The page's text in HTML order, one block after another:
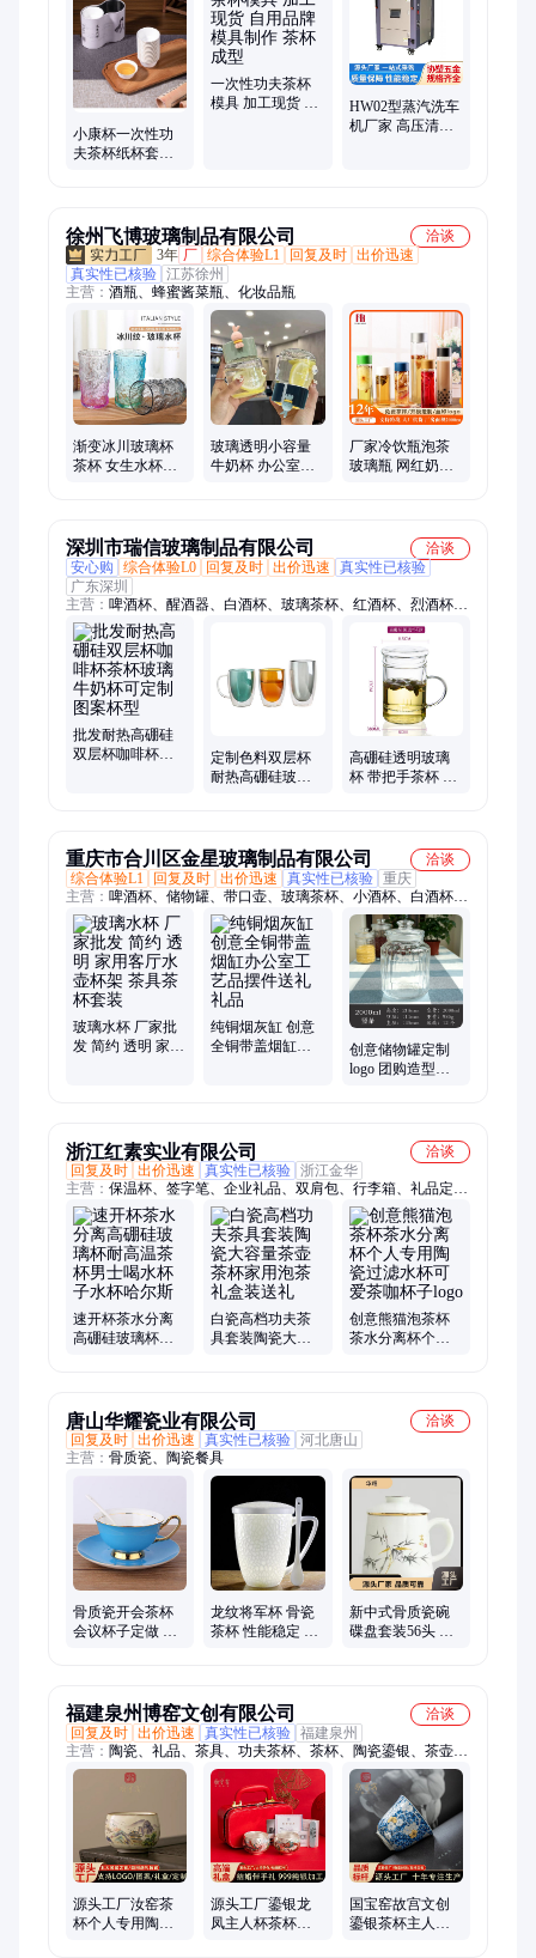
小康杯一次性功
夫茶杯纸杯套装
一次性功夫茶杯
模具 加工现货 自
HW02型蒸汽洗车
机厂家 高压清洗
徐州飞博玻璃制品有限公司
洽谈
3年 厂 综合体验L1 回复及时 出价迅速
真实性已核验 江苏徐州
主营： 酒瓶、蜂蜜酱菜瓶、化妆品瓶
渐变冰川玻璃杯
茶杯 女生水杯网
玻璃透明小容量
牛奶杯 办公室泡
厂家冷饮瓶泡茶
玻璃瓶 网红奶茶
深圳市瑞信玻璃制品有限公司
洽谈
安心购
综合体验L0 回复及时 出价迅速
真实性已核验
广东深圳
主营： 啤酒杯、醒酒器、白酒杯、玻璃茶杯、红酒杯、烈酒杯、
高脚杯、玻璃杯、婚礼水晶、无铅水晶、玻璃酒杯、无铅玻璃、
玻璃花瓶、玻璃果盘、水晶玻璃、玻璃水杯、欧式饮料杯、斜口
倒酒器、威士忌酒杯、带刻度七字、玻璃水晶杯、高硼硅牛奶
杯、鸡尾酒杯餐厅、快速醒酒器、小洋酒杯、花瓣酒樽
批发耐热高硼硅
双层杯咖啡杯茶
定制色料双层杯
耐热高硼硅玻璃
高硼硅透明玻璃
杯 带把手茶杯 简
重庆市合川区金星玻璃制品有限公司
洽谈
综合体验L1
回复及时 出价迅速 真实性已核验 重庆
主营： 啤酒杯、储物罐、带口壶、玻璃茶杯、小酒杯、白酒杯、
茶水杯、分酒壶、烟灰缸、玻璃罐、玫瑰杯、玻璃瓶、斜口壶、
果汁瓶、珍珠杯把、啤酒水杯、玻璃酒杯、酒杯定制、玻璃茶
壶、酒店水杯、圆形水杯、红酒杯、洋酒杯、白酒杯套装、传统
酒杯套装
玻璃水杯 厂家批
发 简约 透明 家用
纯铜烟灰缸 创意
全铜带盖烟缸办
创意储物罐定制
logo 团购造型独
浙江红素实业有限公司
洽谈
回复及时 出价迅速 真实性已核验 浙江金华
主营： 保温杯、签字笔、企业礼品、双肩包、行李箱、礼品定
制、节日礼品、福利礼品、促销礼品、宣传礼品、创意礼品、展
会礼品、活动礼品、商务礼品、会议伴手礼、周年纪念品、客户
随手礼、笔记本、伴手礼、商务伴手礼、文创礼品、工装定做、
公司礼品定制、员工福利礼品、中秋节礼品定制
速开杯茶水分离
高硼硅玻璃杯耐
白瓷高档功夫茶
具套装陶瓷大容
创意熊猫泡茶杯
茶水分离杯个人
唐山华耀瓷业有限公司
洽谈
回复及时 出价迅速 真实性已核验 河北唐山
主营： 骨质瓷、陶瓷餐具
骨质瓷开会茶杯
会议杯子定做 带
龙纹将军杯 骨瓷
茶杯 性能稳定 华
新中式骨质瓷碗
碟盘套装56头 婚
福建泉州博窑文创有限公司
洽谈
回复及时 出价迅速 真实性已核验 福建泉州
主营： 陶瓷、礼品、茶具、功夫茶杯、茶杯、陶瓷鎏银、茶壶、
盖碗、伴手礼
源头工厂汝窑茶
杯个人专用陶瓷
源头工厂鎏银龙
凤主人杯茶杯夫
国宝窑故宫文创
鎏银茶杯主人杯